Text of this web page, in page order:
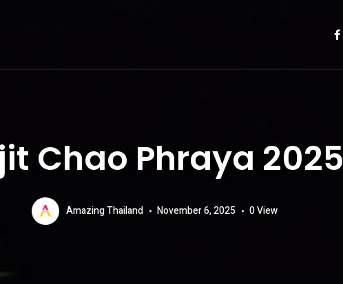
Chao Phraya 2025
Amazing Thailand November 6, 2025 0View